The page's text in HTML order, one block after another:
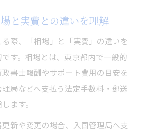
と実費との違いを理解
際、「相場」と「実費」の違いを
す。相場とは、東京都内で一般的
書士報酬やサポート費用の目安を
局などへ支払う法定手数料・郵送
ます。
新や変更の場合、入国管理局へ支